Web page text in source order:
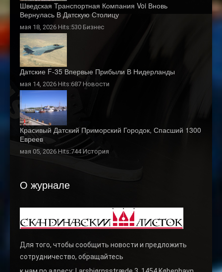
Шведская Транспортная Компания Voi Вновь
Вернулась В Датскую Столицу
мая 18, 2026 Hits:530 Бизнес
Датские F-35 Впервые Прибыли В Нидерланды
мая 14, 2026 Hits:687 Новости
Красивый Датский Приморский Городок, Спасший 1300
Евреев
мая 05, 2026 Hits:744 История
О журнале
Для того, чтобы сообщить новости и предложить
сотрудничество, обращайтесь